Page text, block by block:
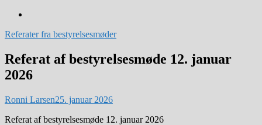
Referater fra bestyrelsesmøder
Referat af bestyrelsesmøde 12. januar
2026
Ronni Larsen25. januar 2026
Referat af bestyrelsesmøde 12. januar 2026